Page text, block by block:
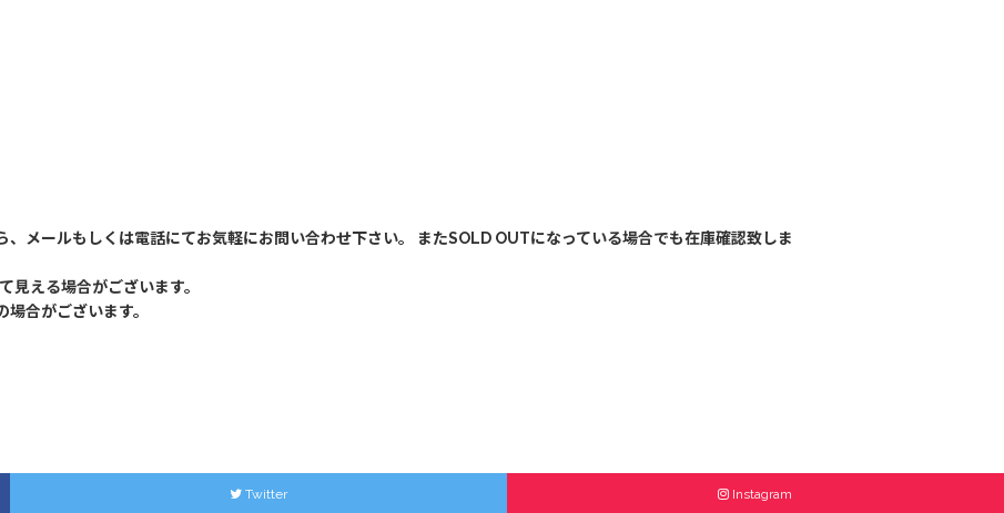
メールもしくは電話にてお気軽にお問い合わせ下さい。 またSOLD OUTになっている場合でも在庫確認致しま
見える場合がございます。
合がございます。
Twitter Instagram